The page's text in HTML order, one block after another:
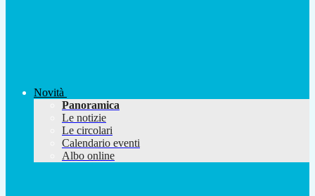
Novità
Panoramica
Le notizie
Le circolari
Calendario eventi
Albo online